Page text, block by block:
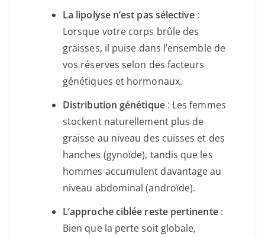
La lipolyse n’est pas sélective :
Lorsque votre corps brûle des
graisses, il puise dans l’ensemble de
vos réserves selon des facteurs
génétiques et hormonaux.
Distribution génétique: Les femmes
stockent naturellement plus de
graisse au niveau des cuisses et des
hanches (gynoïde), tandis que les
hommes accumulent davantage au
niveau abdominal (androïde).
L’approche ciblée reste pertinente:
Bien que la perte soit globale,